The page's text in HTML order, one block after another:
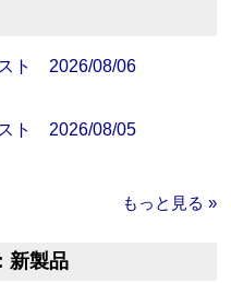
ト 2026/08/06
ト 2026/08/05
もっと見る »
新製品